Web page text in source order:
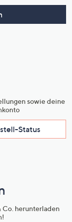
sowie deine
Status
Co. herunterladen